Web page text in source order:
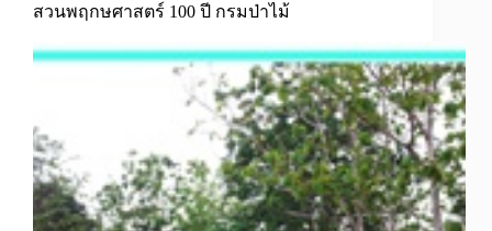
สวนพฤกษศาสตร์ 100 ปี กรมป่าไม้